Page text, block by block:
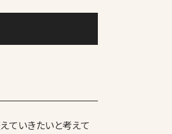
ていきたいと考えて